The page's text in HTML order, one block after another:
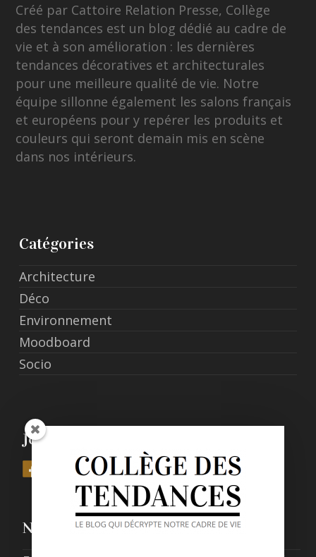
Créé par Cattoire Relation Presse, Collège
des tendances est un blog dédié au cadre de
vie et à son amélioration : les dernières
tendances décoratives et architecturales
pour une meilleure qualité de vie. Notre
équipe sillonne également les salons français
et européens pour y repérer les produits et
couleurs qui seront demain mis en scène
dans nos intérieurs.
Catégories
Architecture
Déco
Environnement
Moodboard
Socio
Join Us
Nos derniers posts